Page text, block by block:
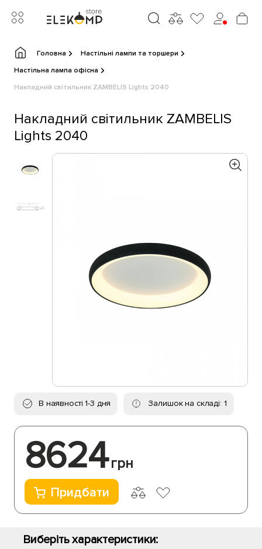
Головна
Настільні лампи та торшери
Настільна лампа офісна
Накладний світильник ZAMBELIS Lights 2040
Накладний світильник ZAMBELIS
Lights 2040
В наявності 1-3 дня Залишок на складі: 1
8624грн
Придбати
Виберіть характеристики: